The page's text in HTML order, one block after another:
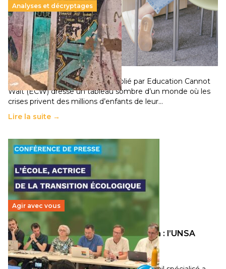
Analyses et décryptages
258 millions d’enfants victimes de la guerre, des
chocs climatiques et des déplacements de
population
11 juillet 2026- National
Un nouveau rapport mondial publié par Education Cannot
Wait (ECW) dresse un tableau sombre d’un monde où les
crises privent des millions d’enfants de leur…
Lire la suite →
Agir avec vous
Transition écologique de l’éducation : l’UNSA
Éducation fait bouger les lignes
30 juin 2026-National